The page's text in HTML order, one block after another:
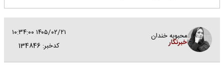
محبوبه خندان
خبرنگار
۱۴۰۵/۰۲/۲۱ ۱۰:۳۴:۰۰
کدخبر: 134846